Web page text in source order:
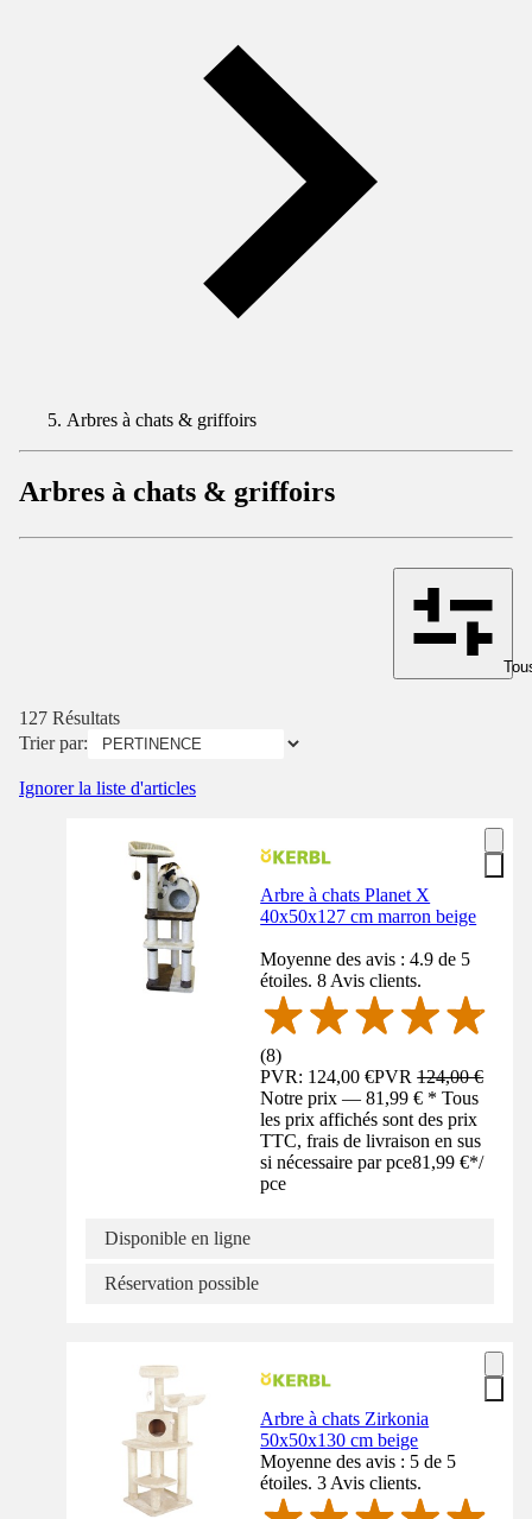
Arbres à chats & griffoirs
Arbres à chats & griffoirs
127 Résultats
Trier par:
Ignorer la liste d'articles
Arbre à chats Planet X
40x50x127 cm marron beige
Moyenne des avis : 4.9 de 5
étoiles. 8 Avis clients.
(8)
PVR: 124,00 €PVR124,00 €
Notre prix — 81,99 € * Tous
les prix affichés sont des prix
TTC, frais de livraison en sus
si nécessaire par pce81,99 €*/
pce
Disponible en ligne
Réservation possible
Arbre à chats Zirkonia
50x50x130 cm beige
Moyenne des avis : 5 de 5
étoiles. 3 Avis clients.